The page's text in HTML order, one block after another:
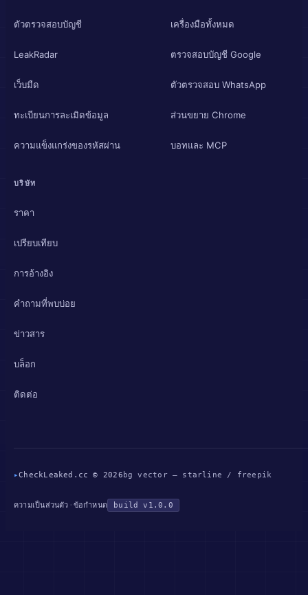
ตัวตรวจสอบบัญชี
LeakRadar
เว็บมืด
ทะเบียนการละเมิดข้อมูล
ความแข็งแกร่งของรหัสผ่าน
เครื่องมือทั้งหมด
ตรวจสอบบัญชี Google
ตัวตรวจสอบ WhatsApp
ส่วนขยาย Chrome
บอทและ MCP
บริษัท
ราคา
เปรียบเทียบ
การอ้างอิง
คำถามที่พบบ่อย
ข่าวสาร
บล็อก
ติดต่อ
▸CheckLeaked.cc © 2026 bg vector — starline / freepik
ความเป็นส่วนตัว · ข้อกำหนด build v1.0.0